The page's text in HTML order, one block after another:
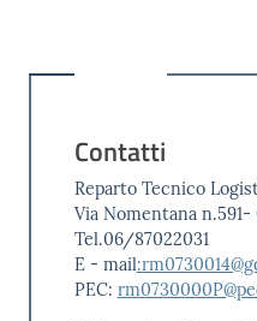
Contatti
Reparto Tecnico
Via Nomentana n.591-
Tel.06/87022031
E - mail
PEC: